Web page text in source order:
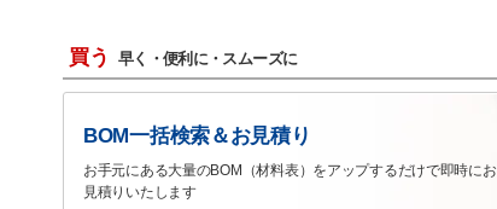
買う 早く・便利に・スムーズに
BOM一括検索＆お見積り
お手元にある大量のBOM（材料表）をアップするだけで即時にお
見積りいたします